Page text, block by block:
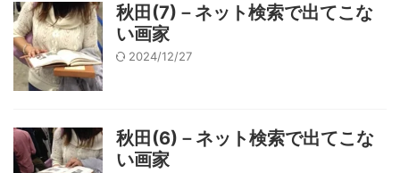
秋田(7)－ネット検索で出てこな
い画家
2024/12/27
秋田(6)－ネット検索で出てこな
い画家